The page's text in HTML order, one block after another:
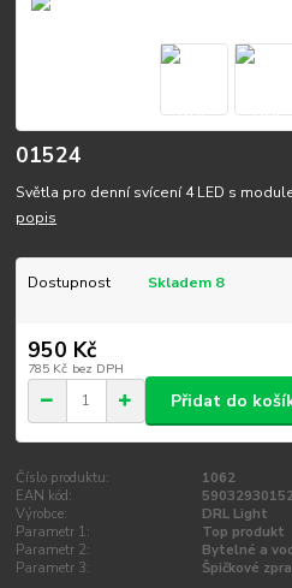
01524
Světla pro denní svícení 4 LED s
popis
Dostupnost Skladem 8
950 Kč
785 Kč bez DPH
Přidat do
Číslo produktu:
1062
EAN kód:
Výrobce:
DRL Light
Parametr 1:
Top produkt
Parametr 2:
Bytelné a
Parametr 3:
Špičkové